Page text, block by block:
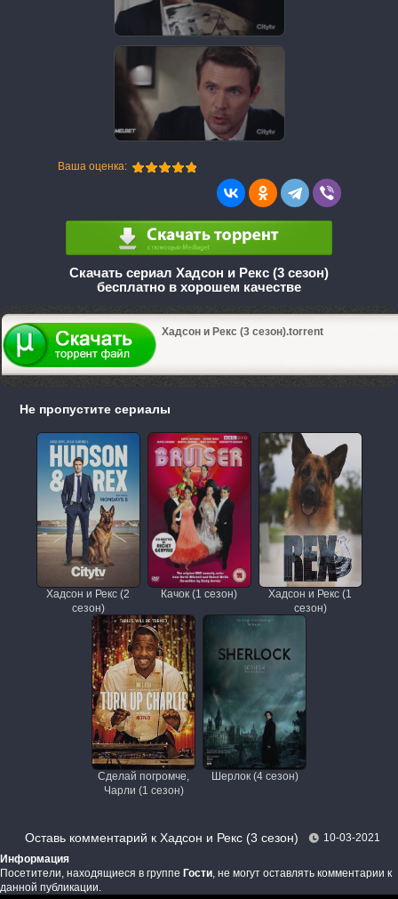
Ваша оценка:
Скачать сериал Хадсон и Рекс (3 сезон)
бесплатно в хорошем качестве
Хадсон и Рекс (3 сезон).torrent
Не пропустите сериалы
Хадсон и Рекс (2
сезон)
Качок (1 сезон)
Хадсон и Рекс (1
сезон)
Сделай погромче,
Чарли (1 сезон)
Шерлок (4 сезон)
Оставь комментарий к Хадсон и Рекс (3 сезон)
10-03-2021
Информация
Посетители, находящиеся в группе Гости , не могут оставлять комментарии к
данной публикации.